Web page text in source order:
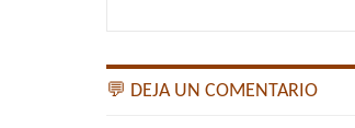
💬 DEJA UN COMENTARIO